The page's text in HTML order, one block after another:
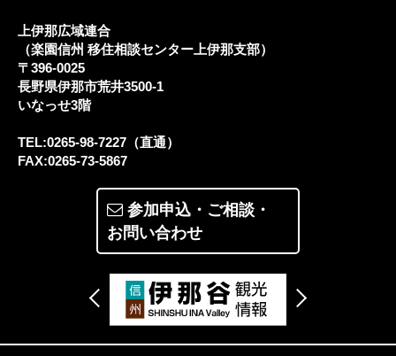
上伊那広域連合
（楽園信州 移住相談センター上伊那支部）
〒396-0025
長野県伊那市荒井3500-1
いなっせ3階
TEL:0265-98-7227（直通）
FAX:0265-73-5867
参加申込・ご相談・
お問い合わせ